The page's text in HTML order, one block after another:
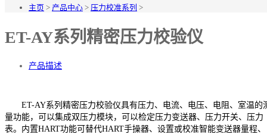
主页 > 产品中心 > 压力校准系列 >
ET-AY系列精密压力校验仪
产品描述
ET-AY系列精密压力校验仪具有压力、电流、电压、电阻、室温的
量功能，可以集成双压力模块，可以检定压力变送器、压力开关、压力
表。内置HART功能可替代HART手操器、设置或校准智能变送器量程、